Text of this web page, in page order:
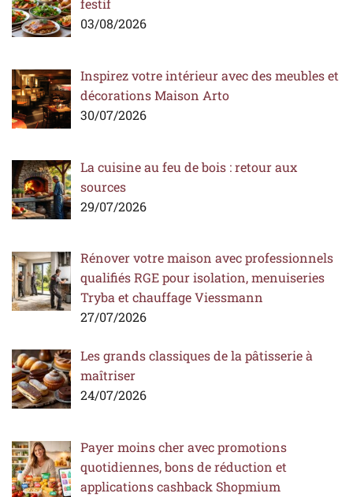
festif
03/08/2026
Inspirez votre intérieur avec des meubles et
décorations Maison Arto
30/07/2026
La cuisine au feu de bois : retour aux
sources
29/07/2026
Rénover votre maison avec professionnels
qualifiés RGE pour isolation, menuiseries
Tryba et chauffage Viessmann
27/07/2026
Les grands classiques de la pâtisserie à
maîtriser
24/07/2026
Payer moins cher avec promotions
quotidiennes, bons de réduction et
applications cashback Shopmium